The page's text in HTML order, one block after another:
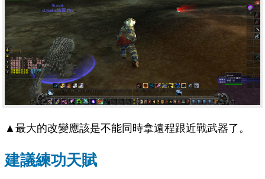
▲最大的改變應該是不能同時拿遠程跟近戰武器了。
建議練功天賦